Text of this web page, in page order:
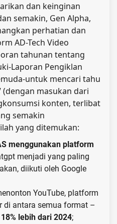
dan keinginan
semakin, Gen Alpha,
perhatian dan
AD-Tech Video
tahunan tentang
Laporan Pengiklan
untuk mencari tahu
(dengan masukan dari
konten, terlibat
semakin
yang ditemukan:
menggunakan platform
menjadi yang paling
diikuti oleh Google
YouTube, platform
di antara semua format –
lebih dari 2024;